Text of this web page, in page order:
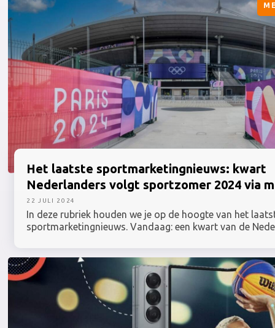
Het laatste sportmarketingnieuws: kwart
Nederlanders volgt sportzomer 2024 via
In deze rubriek houden we je op de hoogte van het
sportmarketingnieuws. Vandaag: een kwart van de
lanceert Decathlon Pulse.
22 JULI 2024